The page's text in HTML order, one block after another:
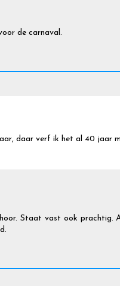
de carnaval.
daar verf ik het al 40 jaar
hoor. Staat vast ook prachtig.